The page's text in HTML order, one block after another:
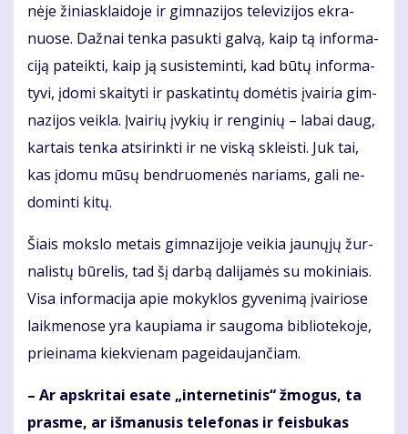
nė­je ži­niask­lai­do­je ir gim­na­zi­jos te­le­vi­zi­jos ek­ra­
nuo­se. Daž­nai ten­ka pa­suk­ti gal­vą, kaip tą in­for­ma­
ci­ją pa­teik­ti, kaip ją su­si­ste­min­ti, kad bū­tų in­for­ma­
ty­vi, įdo­mi skai­ty­ti ir pa­ska­tin­tų do­mė­tis įvai­ria gim­
na­zi­jos veik­la. Įvai­rių įvy­kių ir ren­gi­nių – la­bai daug,
kar­tais ten­ka at­si­rink­ti ir ne vis­ką skleis­ti. Juk tai,
kas įdo­mu mū­sų ben­druo­me­nės na­riams, ga­li ne­
do­min­ti ki­tų.
Šiais moks­lo me­tais gim­na­zi­jo­je vei­kia jau­nų­jų žur­
na­lis­tų bū­re­lis, tad šį dar­bą da­li­ja­mės su mo­ki­niais.
Vi­sa in­for­ma­ci­ja apie mo­kyk­los gy­ve­ni­mą įvai­rio­se
laik­me­no­se yra kau­pia­ma ir sau­go­ma bib­lio­te­ko­je,
pri­ei­na­ma kiek­vie­nam pa­gei­dau­jan­čiam.
– Ar ap­skri­tai esa­te „in­ter­ne­ti­nis“ žmo­gus, ta
pras­me, ar iš­ma­nu­sis te­le­fo­nas ir feis­bu­kas